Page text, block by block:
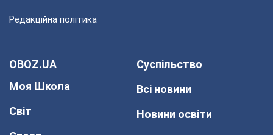
Редакційна політика
OBOZ.UA
Моя Школа
Світ
Суспільство
Всі новини
Новини освіти